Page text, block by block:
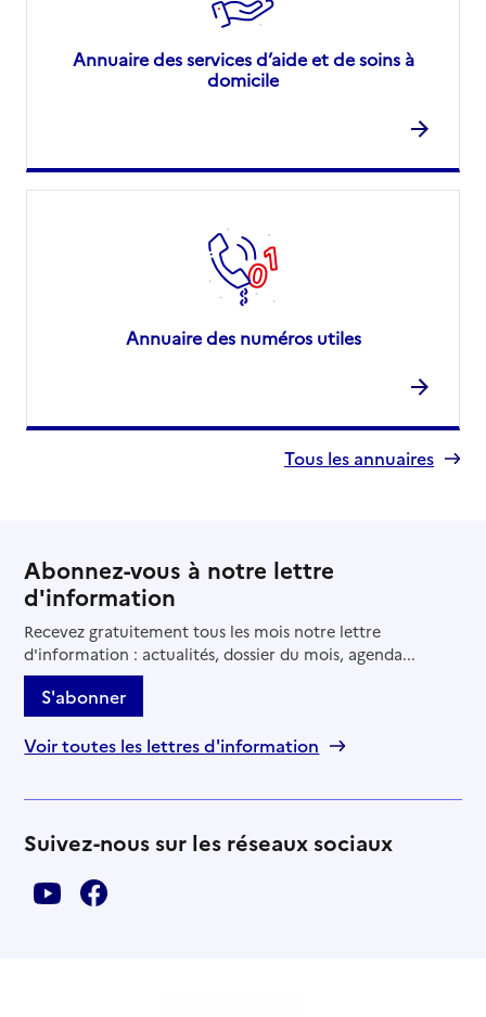
Annuaire des services d’aide et de soins à
domicile
Annuaire des numéros utiles
Tous les annuaires
Abonnez-vous à notre lettre
d'information
Recevez gratuitement tous les mois notre lettre
d'information : actualités, dossier du mois, agenda...
S'abonner
Voir toutes les lettres d'information
Suivez-nous sur les réseaux sociaux